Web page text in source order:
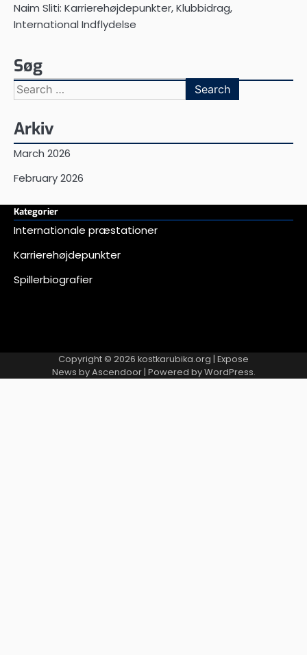
Naim Sliti: Karrierehøjdepunkter, Klubbidrag,
International Indflydelse
Søg
Search
for:
Arkiv
March 2026
February 2026
Kategorier
Internationale præstationer
Karrierehøjdepunkter
Spillerbiografier
Copyright © 2026 kostkarubika.org | Expose
News byAscendoor| Powered byWordPress.